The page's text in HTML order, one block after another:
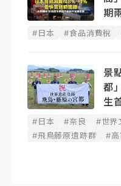
期
#日本 #食品消費稅
景
都
生
#日本 #奈良
#世界
#飛鳥藤原遺跡群
#高